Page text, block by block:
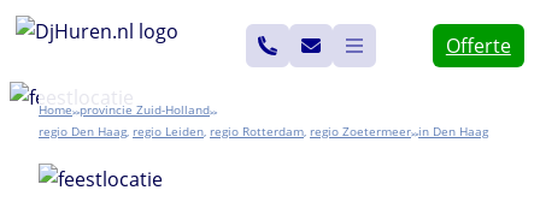
Ga
de
inhoud
Offerte
Home>> Zuid-Holland>>
Den Haag, Leiden, Rotterdam, Zoetermeer>> Den Haag